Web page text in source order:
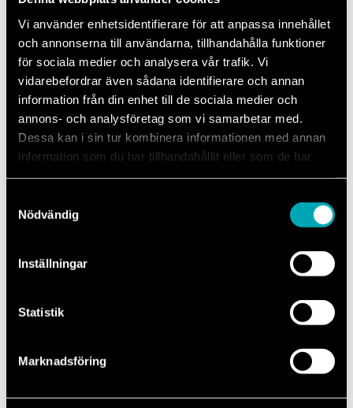
Vi använder enhetsidentifierare för att anpassa innehållet
och annonserna till användarna, tillhandahålla funktioner
för sociala medier och analysera vår trafik. Vi
vidarebefordrar även sådana identifierare och annan
information från din enhet till de sociala medier och
annons- och analysföretag som vi samarbetar med.
Dessa kan i sin tur kombinera informationen med annan
information som du har tillhandahållit eller som de har
Nödvändig
Inställningar
Statistik
Marknadsföring
Kan jag lämna in min bil som är av ett märke ni inte är
auktoriserade för?
Vad betyder det att ni är auktoriserade?
Vilka betalsätt fungerar hos er?
Gäller bilens garanti efter jag varit hos er?
Erbjuder ni lånebil?